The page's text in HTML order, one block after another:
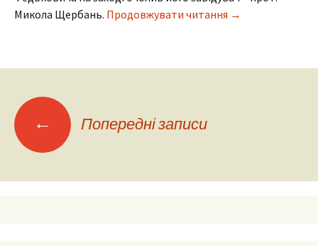
Микола Щербань. Продовжувати читання День
→
Навігація
по
← Попередні записи